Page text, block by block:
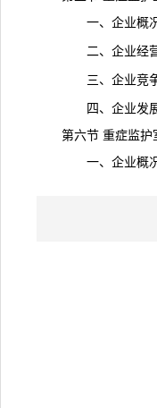
一、企业概
二、企业经营
三、企业竞争
四、企业发展
第六节 重症监护
一、企业概